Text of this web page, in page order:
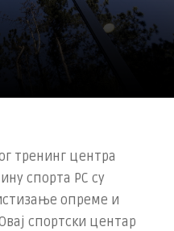
тренинг центра
спорта РС су
опреме и
спортски центар